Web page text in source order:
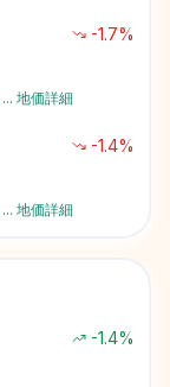
-1.7%
... 地価詳細
-1.4%
... 地価詳細
-1.4%